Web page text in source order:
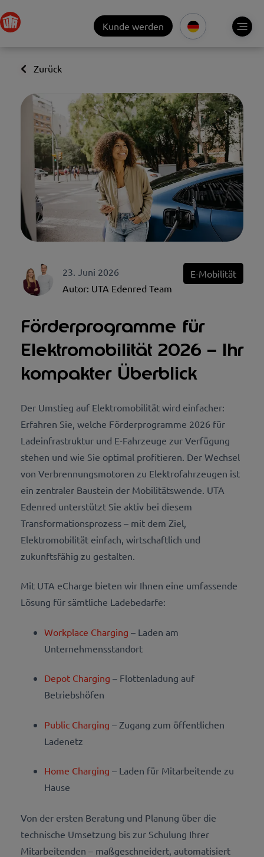
Kunde werden
Zurück
23. Juni 2026
Autor: UTA Edenred Team
E-Mobilität
Förderprogramme für
Elektromobilität 2026 – Ihr
kompakter Überblick
Der Umstieg auf Elektromobilität wird einfacher:
Erfahren Sie, welche Förderprogramme 2026 für
Ladeinfrastruktur und E-Fahrzeuge zur Verfügung
stehen und wie Sie optimal profitieren. Der Wechsel
von Verbrennungsmotoren zu Elektrofahrzeugen ist
ein zentraler Baustein der Mobilitätswende. UTA
Edenred unterstützt Sie aktiv bei diesem
Transformationsprozess – mit dem Ziel,
Elektromobilität einfach, wirtschaftlich und
zukunftsfähig zu gestalten.
Mit UTA eCharge bieten wir Ihnen eine umfassende
Lösung für sämtliche Ladebedarfe:
Workplace Charging – Laden am
Unternehmensstandort
Depot Charging – Flottenladung auf
Betriebshöfen
Public Charging – Zugang zum öffentlichen
Ladenetz
Home Charging – Laden für Mitarbeitende zu
Hause
Von der ersten Beratung und Planung über die
technische Umsetzung bis zur Schulung Ihrer
Mitarbeitenden – maßgeschneidert, automatisiert